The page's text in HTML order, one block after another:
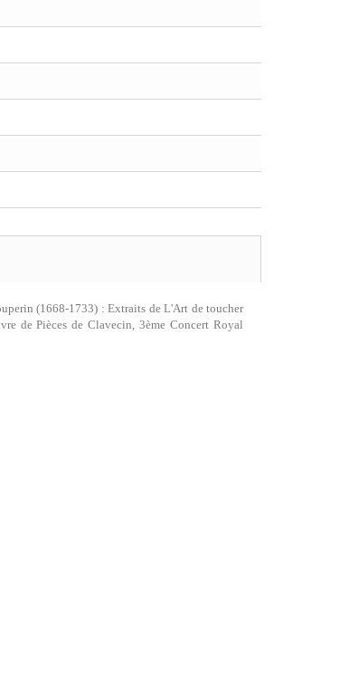
(1668-1733) : Extraits de L'Art de toucher
de Pièces de Clavecin, 3ème Concert Royal